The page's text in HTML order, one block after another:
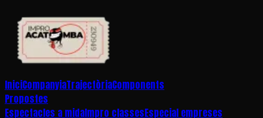
IniciCompanyiaTrajectòriaComponents
Propostes
Espectacles a midaImpro classesEspecial empreses